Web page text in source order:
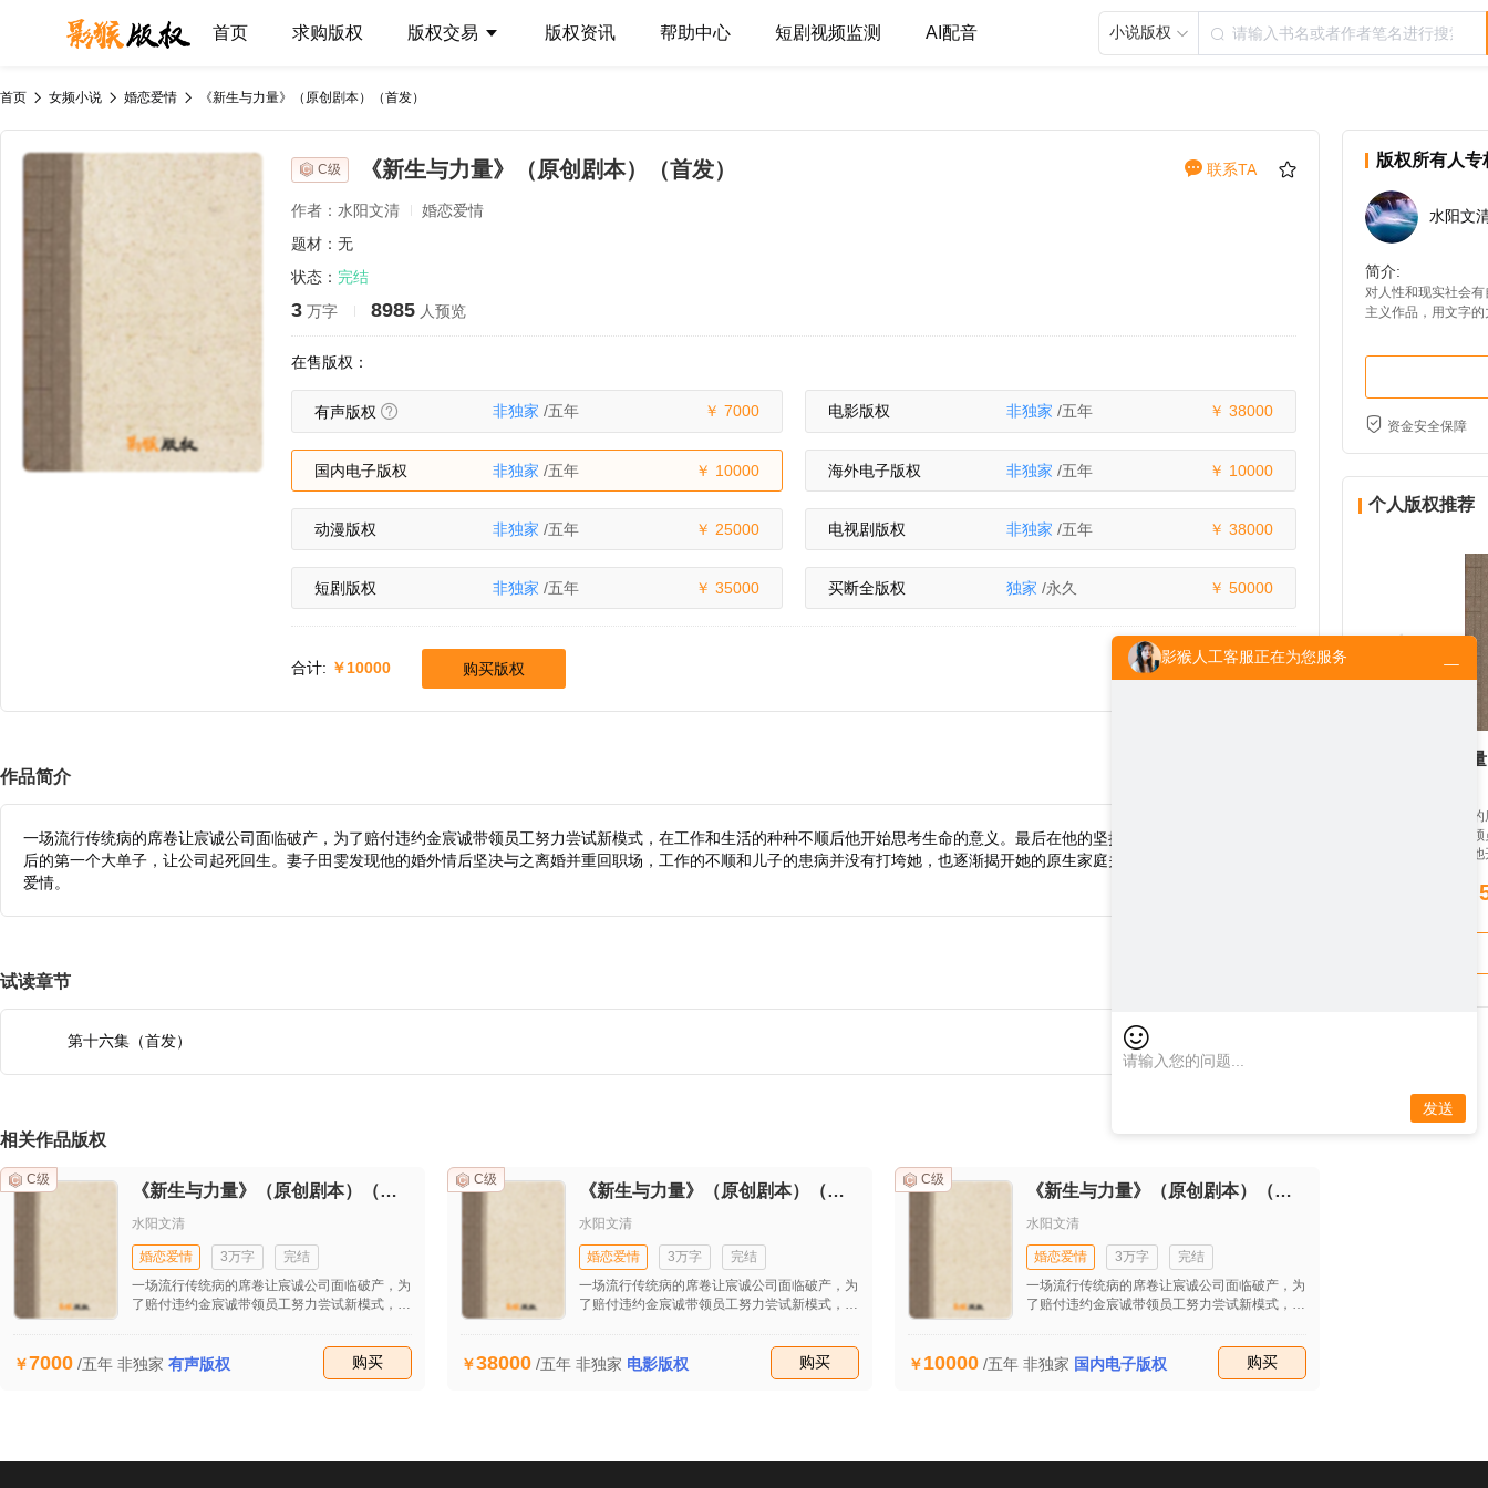
首页 求购版权 版权交易 版权资讯 帮助中心 短剧视频监测 AI配音 小说版权
首页 女频小说 婚恋爱情 《新生与力量》（原创剧本）（首发）
C级 《新生与力量》（原创剧本）（首发） 联系TA
作者：水阳文清
婚恋爱情
题材：无
状态： 完结
3 万字 8985 人预览
在售版权：
有声版权 非独家 /五年 7000 电影版权 非独家 /五年 38000
国内电子版权 非独家 /五年 10000 海外电子版权 非独家 /五年 10000
动漫版权 非独家 /五年 25000 电视剧版权 非独家 /五年 38000
短剧版权 非独家 /五年 35000 买断全版权 独家 /永久 50000
合计: 10000 购买版权
作品简介
一场流行传统病的席卷让宸诚公司面临破产，为了赔付违约金宸诚带领员工努力尝试新模式，在工作和生活的种种不顺后他开始思考生命的意义。最后在他的坚持下成功接到自流行病发生
后的第一个大单子，让公司起死回生。妻子田雯发现他的婚外情后坚决与之离婚并重回职场，工作的不顺和儿子的患病并没有打垮她，也逐渐揭开她的原生家庭关系，同时也收获了美好的
爱情。
试读章节
第十六集（首发）
相关作品版权
C级
《新生与力量》（原创剧本）（首发）
水阳文清
婚恋爱情 3万字
完结
一场流行传统病的席卷让宸诚公司面临破产，为
了赔付违约金宸诚带领员工努力尝试新模式，在
的第一个大单子，让公司起死回生。妻子田雯发
现他的婚外情后坚决与之离婚并重回职场，工作
7000 /五年 非独家 有声版权 购买
C级
《新生与力量》（原创剧本）（首发）
水阳文清
婚恋爱情 3万字
完结
一场流行传统病的席卷让宸诚公司面临破产，为
了赔付违约金宸诚带领员工努力尝试新模式，在
的第一个大单子，让公司起死回生。妻子田雯发
现他的婚外情后坚决与之离婚并重回职场，工作
38000 /五年 非独家 电影版权 购买
C级
《新生与力量》（原创剧本）（首发）
水阳文清
婚恋爱情 3万字
完结
一场流行传统病的席卷让宸诚公司面临破产，为
了赔付违约金宸诚带领员工努力尝试新模式，在
的第一个大单子，让公司起死回生。妻子田雯发
现他的婚外情后坚决与之离婚并重回职场，工作
10000 /五年 非独家 国内电子版权 购买
版权所有人专
水阳文
简介:
对人性和现实社会
主义作品，用文字
求者可联系）
资金安全保障
个人版权推荐
《新生与力
一场流行传统病
付违约金宸诚带
活的种种不顺后
公司起死回生。
垮她，也逐渐揭
影猴人工客服正在为您服务
发送